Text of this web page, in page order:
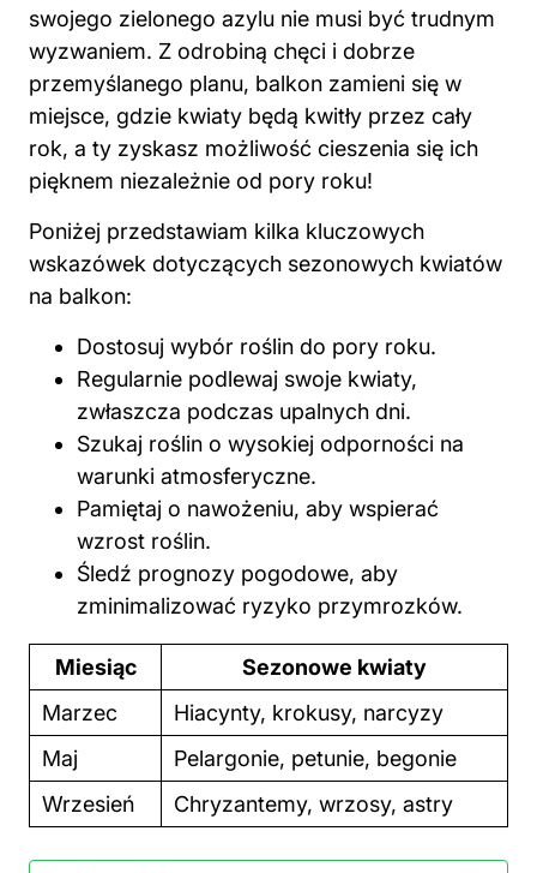
swojego zielonego azylu nie musi być trudnym
wyzwaniem. Z odrobiną chęci i dobrze
przemyślanego planu, balkon zamieni się w
miejsce, gdzie kwiaty będą kwitły przez cały
rok, a ty zyskasz możliwość cieszenia się ich
pięknem niezależnie od pory roku!
Poniżej przedstawiam kilka kluczowych
wskazówek dotyczących sezonowych kwiatów
na balkon:
Dostosuj wybór roślin do pory roku.
Regularnie podlewaj swoje kwiaty,
zwłaszcza podczas upalnych dni.
Szukaj roślin o wysokiej odporności na
warunki atmosferyczne.
Pamiętaj o nawożeniu, aby wspierać
wzrost roślin.
Śledź prognozy pogodowe, aby
zminimalizować ryzyko przymrozków.
Miesiąc
Sezonowe kwiaty
Marzec
Hiacynty, krokusy, narcyzy
Maj
Pelargonie, petunie, begonie
Wrzesień
Chryzantemy, wrzosy, astry